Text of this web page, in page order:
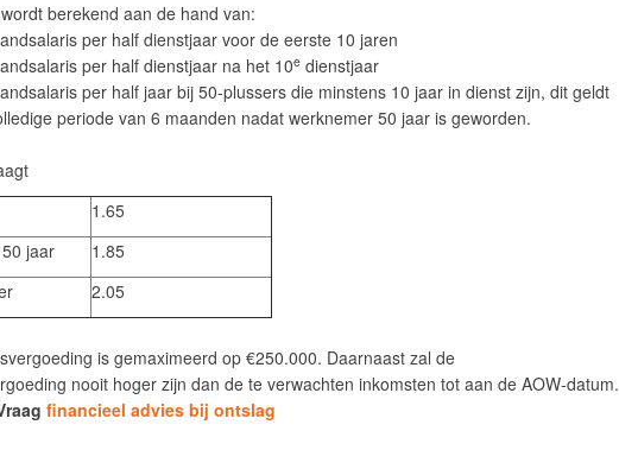
berekend aan de hand van:
per half dienstjaar voor de eerste 10 jaren
per half dienstjaar na het 10e dienstjaar
per half jaar bij 50-plussers die minstens 10 jaar in dienst zijn, dit geldt
periode van 6 maanden nadat werknemer 50 jaar is geworden.
1.65
jaar
1.85
2.05
is gemaximeerd op €250.000. Daarnaast zal de
nooit hoger zijn dan de te verwachten inkomsten tot aan de AOW-datum.
financieel advies bij ontslag